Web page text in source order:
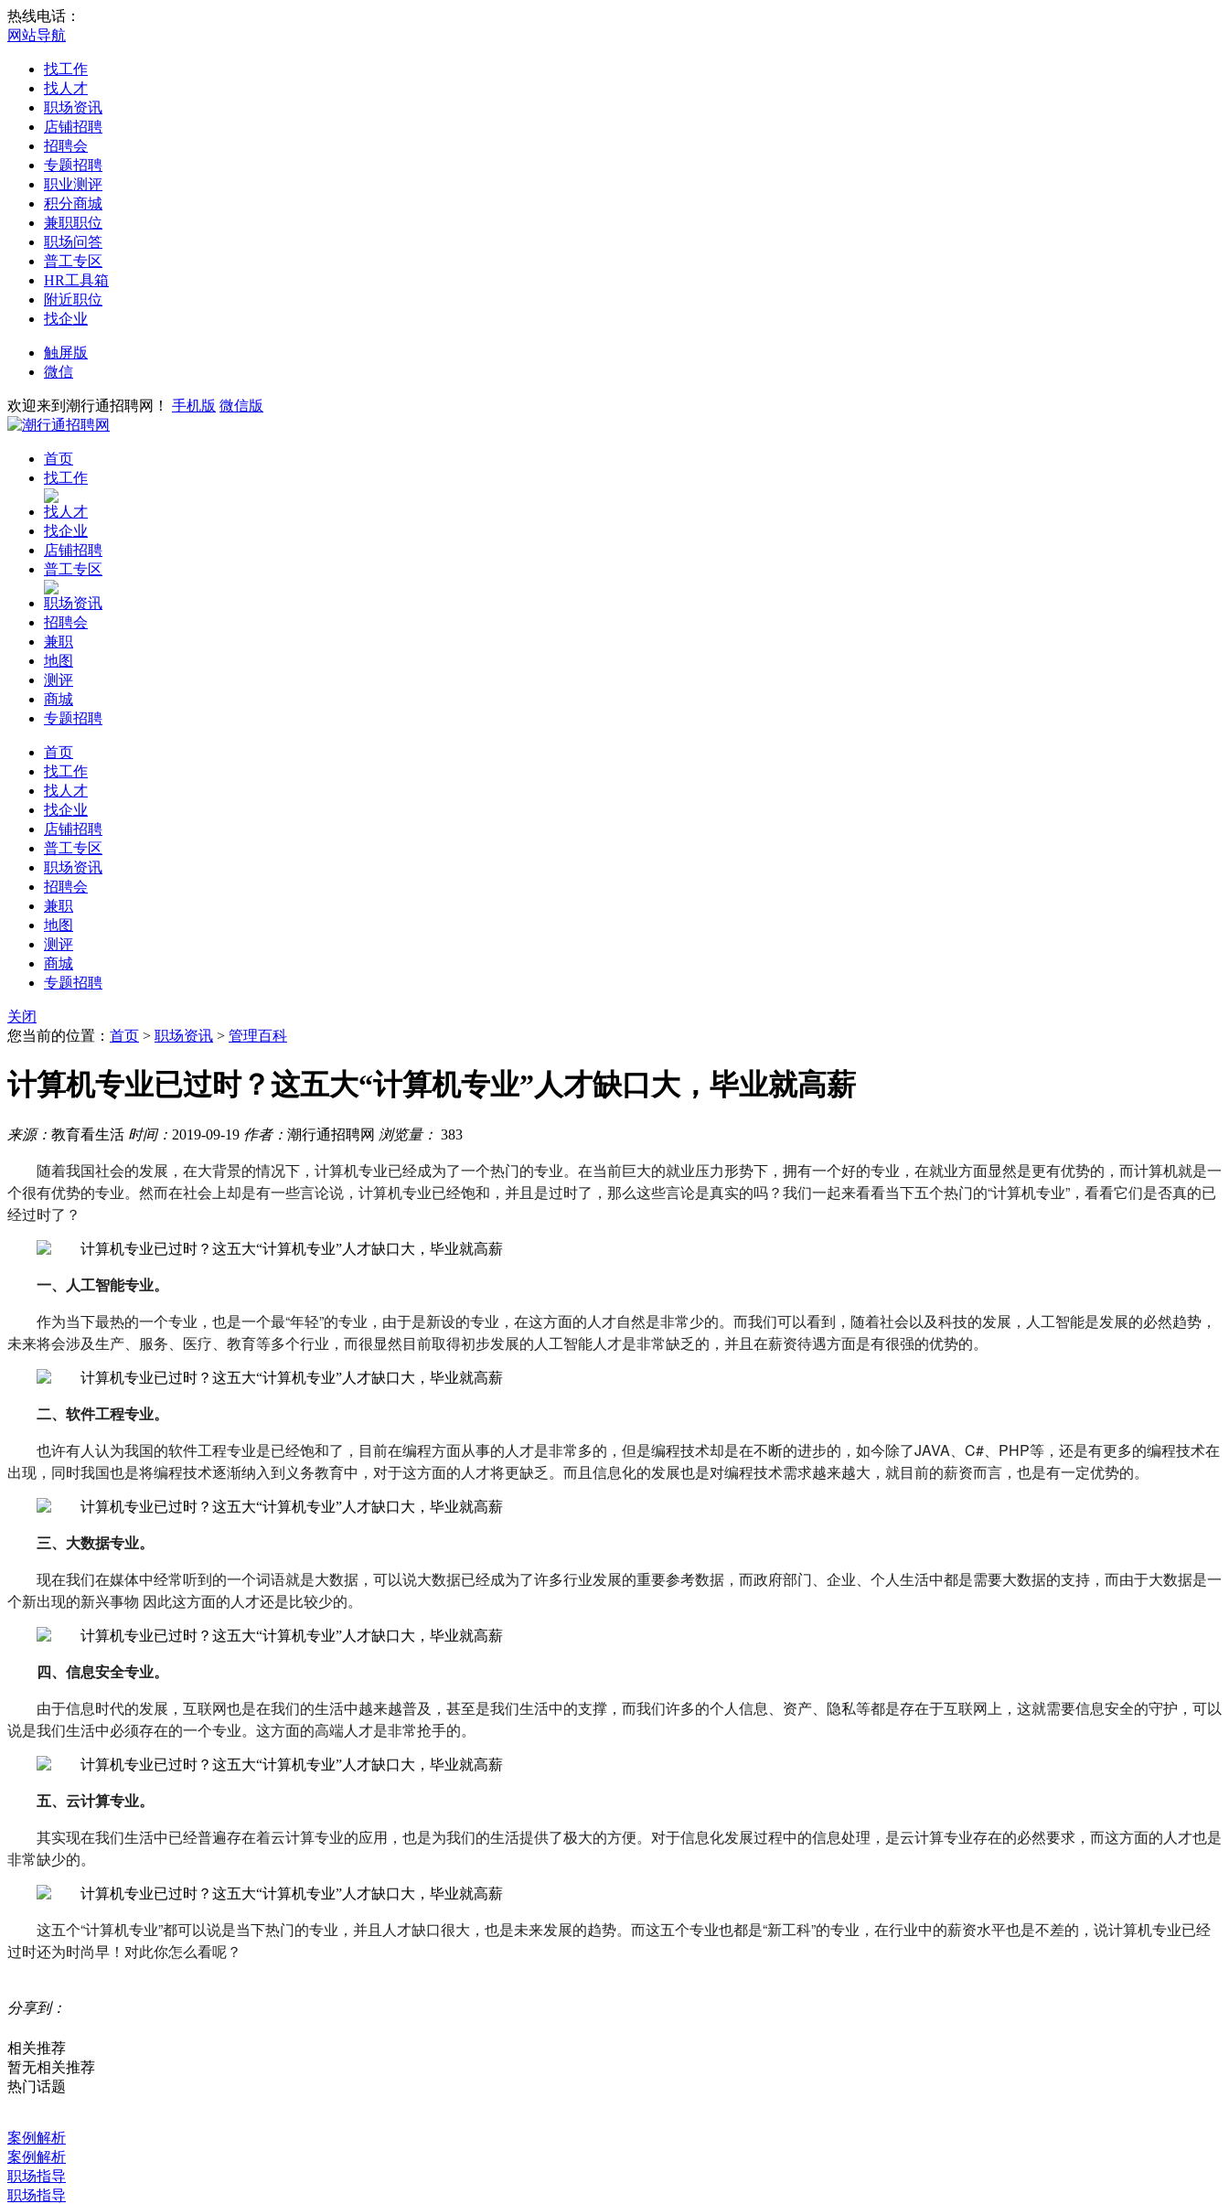
热线电话：
网站导航
找工作
找人才
职场资讯
店铺招聘
招聘会
专题招聘
职业测评
积分商城
兼职职位
职场问答
普工专区
HR工具箱
附近职位
找企业
触屏版
微信
欢迎来到潮行通招聘网！ 手机版 微信版
首页
找工作
找人才
找企业
店铺招聘
普工专区
职场资讯
招聘会
兼职
地图
测评
商城
专题招聘
首页
找工作
找人才
找企业
店铺招聘
普工专区
职场资讯
招聘会
兼职
地图
测评
商城
专题招聘
关闭
您当前的位置： 首页 > 职场资讯 > 管理百科
计算机专业已过时？这五大“计算机专业”人才缺口大，毕业就高薪
来源： 教育看生活 时间： 2019-09-19 作者： 潮行通招聘网 浏览量： 383
随着我国社会的发展，在大背景的情况下，计算机专业已经成为了一个热门的专业。在当前巨大的就业压力形势下，拥有一个好的专业，在就业方面显然是更有优势的，而计算机就是一
个很有优势的专业。然而在社会上却是有一些言论说，计算机专业已经饱和，并且是过时了，那么这些言论是真实的吗？我们一起来看看当下五个热门的“计算机专业”，看看它们是否真的已
经过时了？
一、人工智能专业。
作为当下最热的一个专业，也是一个最“年轻”的专业，由于是新设的专业，在这方面的人才自然是非常少的。而我们可以看到，随着社会以及科技的发展，人工智能是发展的必然趋势，
未来将会涉及生产、服务、医疗、教育等多个行业，而很显然目前取得初步发展的人工智能人才是非常缺乏的，并且在薪资待遇方面是有很强的优势的。
二、软件工程专业。
也许有人认为我国的软件工程专业是已经饱和了，目前在编程方面从事的人才是非常多的，但是编程技术却是在不断的进步的，如今除了JAVA、C#、PHP等，还是有更多的编程技术在
出现，同时我国也是将编程技术逐渐纳入到义务教育中，对于这方面的人才将更缺乏。而且信息化的发展也是对编程技术需求越来越大，就目前的薪资而言，也是有一定优势的。
三、大数据专业。
现在我们在媒体中经常听到的一个词语就是大数据，可以说大数据已经成为了许多行业发展的重要参考数据，而政府部门、企业、个人生活中都是需要大数据的支持，而由于大数据是一
个新出现的新兴事物 因此这方面的人才还是比较少的。
四、信息安全专业。
由于信息时代的发展，互联网也是在我们的生活中越来越普及，甚至是我们生活中的支撑，而我们许多的个人信息、资产、隐私等都是存在于互联网上，这就需要信息安全的守护，可以
说是我们生活中必须存在的一个专业。这方面的高端人才是非常抢手的。
五、云计算专业。
其实现在我们生活中已经普遍存在着云计算专业的应用，也是为我们的生活提供了极大的方便。对于信息化发展过程中的信息处理，是云计算专业存在的必然要求，而这方面的人才也是
非常缺少的。
这五个“计算机专业”都可以说是当下热门的专业，并且人才缺口很大，也是未来发展的趋势。而这五个专业也都是“新工科”的专业，在行业中的薪资水平也是不差的，说计算机专业已经
过时还为时尚早！对此你怎么看呢？
分享到：
相关推荐
暂无相关推荐
热门话题
案例解析
案例解析
职场指导
职场指导